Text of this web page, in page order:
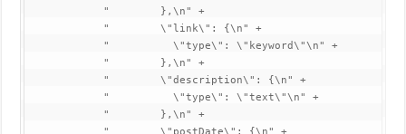
            "        },\n" +
            "        \"link\": {\n" +
            "          \"type\": \"keyword\"\n" +
            "        },\n" +
            "        \"description\": {\n" +
            "          \"type\": \"text\"\n" +
            "        },\n" +
            "        \"postDate\": {\n" +